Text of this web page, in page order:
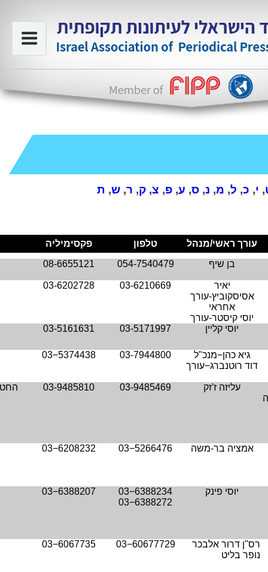
, י, כ, ל, מ, נ, ס, ע, פ, צ, ק, ר, ש, ת
עורך ראשי/מנהל טלפון
פקסימיליה
בן שיף
054-7540479
08-6655121
יאיר
אסיסקוביץ-עורך
אחראי
יוסי קיסטר-עורך
03-6210669
03-6202728
יוסי קליין 03-5171997
03-5161631
גיא כהן−מנכ"ל
דוד רוטנברג−עורך
03-7944800
03−5374438
עליזה ז'זק 03-9485469
03-9485810
אמציה בר-משה 03−5266476
03−6208232
יוסי פינק
03−6388234
03−6388272
03−6388207
רס"ן דרור אלבכר
נופר בליט
03−60677729
03−6067735